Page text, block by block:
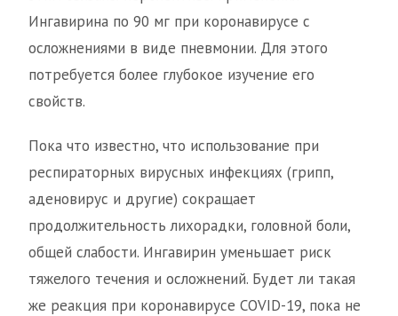
Ингавирина по 90 мг при коронавирусе с
осложнениями в виде пневмонии. Для этого
потребуется более глубокое изучение его
свойств.
Пока что известно, что использование при
респираторных вирусных инфекциях (грипп,
аденовирус и другие) сокращает
продолжительность лихорадки, головной боли,
общей слабости. Ингавирин уменьшает риск
тяжелого течения и осложнений. Будет ли такая
же реакция при коронавирусе COVID-19, пока не